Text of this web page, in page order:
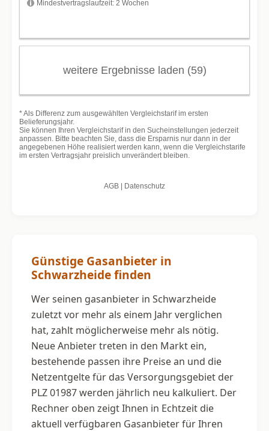
Günstige Gasanbieter in
Schwarzheide finden
Wer seinen gasanbieter in Schwarzheide
zuletzt vor mehr als einem Jahr verglichen
hat, zahlt möglicherweise mehr als nötig.
Neue Anbieter treten in den Markt ein,
bestehende passen ihre Preise an und die
Netzentgelte für das Versorgungsgebiet der
PLZ 01987 werden jährlich neu kalkuliert. Der
Rechner oben zeigt Ihnen in Echtzeit die
aktuell verfügbaren Gasanbieter für Ihren